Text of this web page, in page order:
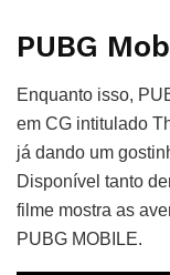
PUBG
Enquanto isso,
em CG intitulado
já dando um
Disponível tanto
filme mostra as
PUBG MOBILE.